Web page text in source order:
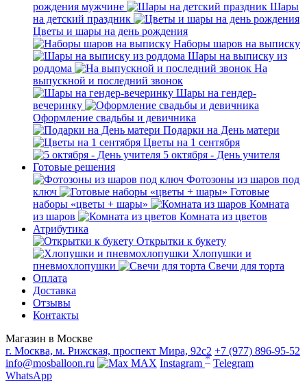
рождения мужчине
Шары
на детский праздник
Цветы и шары на день рождения
Наборы шаров на выписку
Шары на выписку из
роддома
На
выпускной и последний звонок
Шары на гендер-
вечеринку
Оформление свадьбы и девичника
Подарки на День матери
Цветы на 1 сентября
5 октября - День учителя
Готовые решения
Фотозоны из шаров под
ключ
Готовые
наборы «цветы + шары»
Комната
из шаров
Комната из цветов
Атрибутика
Открытки к букету
Хлопушки и
пневмохлопушки
Свечи для торта
Оплата
Доставка
Отзывы
Контакты
Магазин в Москве
г. Москва, м. Рижская, проспект Мира, 92с2 +7 (977) 896-95-52
info@mosballoon.ru
MAX Instagram * Telegram
WhatsApp